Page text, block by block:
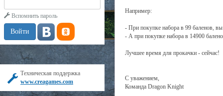
Вспомнить пароль
Техническая поддержка
www.creagames.com
Например:
- При покупке набора в 99 баленов,
- А при покупке набора в 14900
Лучшее время для прокачки - сейчас!
С уважением,
Команда Dragon Knight